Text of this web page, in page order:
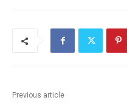
Previous article